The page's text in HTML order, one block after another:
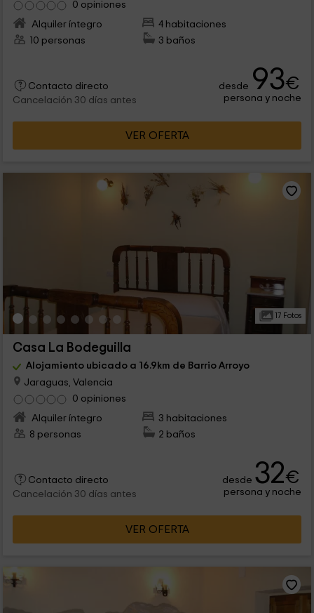
0 opiniones
Alquiler íntegro
4 habitaciones
10 personas
3 baños
Contacto directo
Cancelación 30 días antes
desde 93€
persona y noche
VER OFERTA
17 Fotos
Casa La Bodeguilla
Alojamiento ubicado a 16.9km de Barrio Arroyo
Jaraguas, Valencia
0 opiniones
Alquiler íntegro
3 habitaciones
8 personas
2 baños
Contacto directo
Cancelación 30 días antes
desde 32€
persona y noche
VER OFERTA